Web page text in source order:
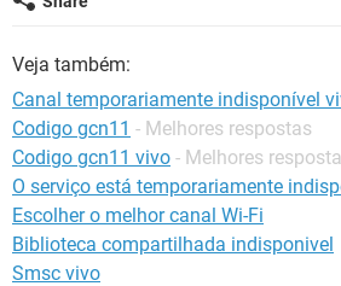
GUIA DE COMPRAS
Veja também:
Canal temporariamente indisponível
Codigo gcn11 - Melhores respostas
Codigo gcn11 vivo - Melhores
O serviço está temporariamente
Escolher o melhor canal Wi-Fi
Biblioteca compartilhada indisponivel
Smsc vivo